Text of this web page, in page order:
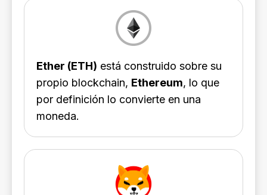
Ether (ETH) está construido sobre su
propio blockchain, Ethereum, lo que
por definición lo convierte en una
moneda.